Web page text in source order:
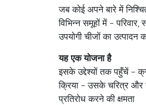
जब कोई अपने बारे में
विभिन्न समूहों में –
उपयोगी चीजों का
यह एक योजना है
इसके उद्देश्यों तक पहुँचें –
क्रिया – उसके चरित्र और
प्रतिरोध करने की क्षमता